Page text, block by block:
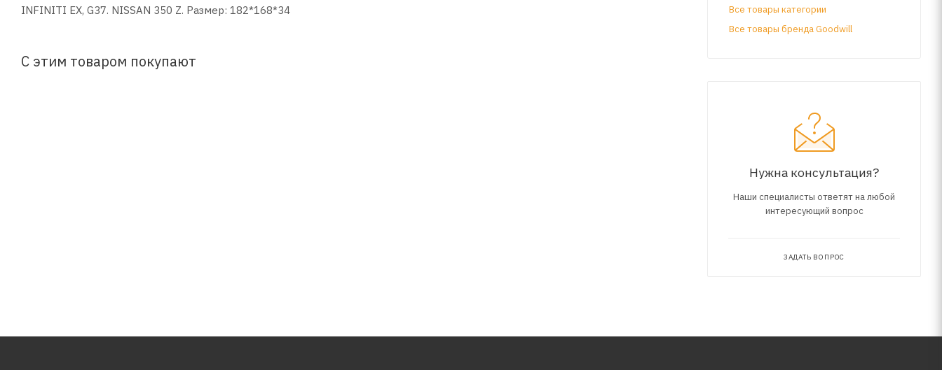
INFINITI EX, G37. NISSAN 350 Z. Размер: 182*168*34
С этим товаром покупают
Все товары категории
Все товары бренда Goodwill
Нужна консультация?
Наши специалисты ответят на любой
интересующий вопрос
ЗАДАТЬ ВОПРОС